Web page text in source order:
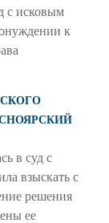
исковым
к
в суд с
взыскать с
решения
ее